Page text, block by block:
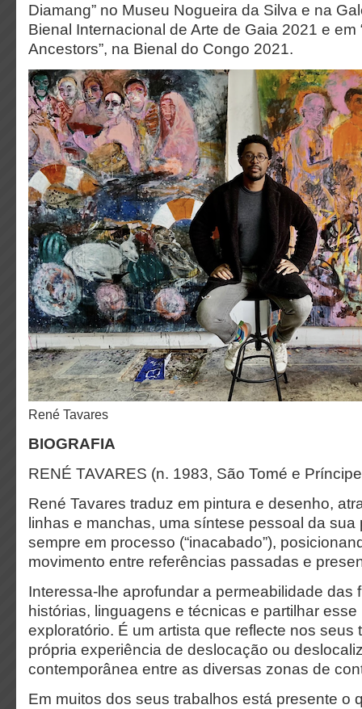
Diamang” no Museu Nogueira da Silva e na
Bienal Internacional de Arte de Gaia 2021 e em
Ancestors”, na Bienal do Congo 2021.
René Tavares
BIOGRAFIA
RENÉ TAVARES (n. 1983, São Tomé e
René Tavares traduz em pintura e desenho,
linhas e manchas, uma síntese pessoal da sua
sempre em processo (“inacabado”),
movimento entre referências passadas e
Interessa-lhe aprofundar a permeabilidade das
histórias, linguagens e técnicas e partilhar esse
exploratório. É um artista que reflecte nos seus
própria experiência de deslocação ou
contemporânea entre as diversas zonas de
Em muitos dos seus trabalhos está presente o